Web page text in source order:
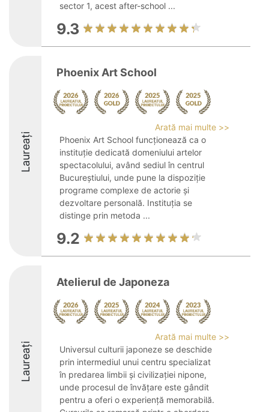
sector 1, acest after-school ...
9.3
Laureați
Phoenix Art School
Arată mai multe >>
Phoenix Art School funcționează ca o
instituție dedicată domeniului artelor
spectacolului, având sediul în centrul
Bucureștiului, unde pune la dispoziție
programe complexe de actorie și
dezvoltare personală. Instituția se
distinge prin metoda ...
9.2
Laureați
Atelierul de Japoneza
Arată mai multe >>
Universul culturii japoneze se deschide
prin intermediul unui centru specializat
în predarea limbii și civilizației nipone,
unde procesul de învățare este gândit
pentru a oferi o experiență memorabilă.